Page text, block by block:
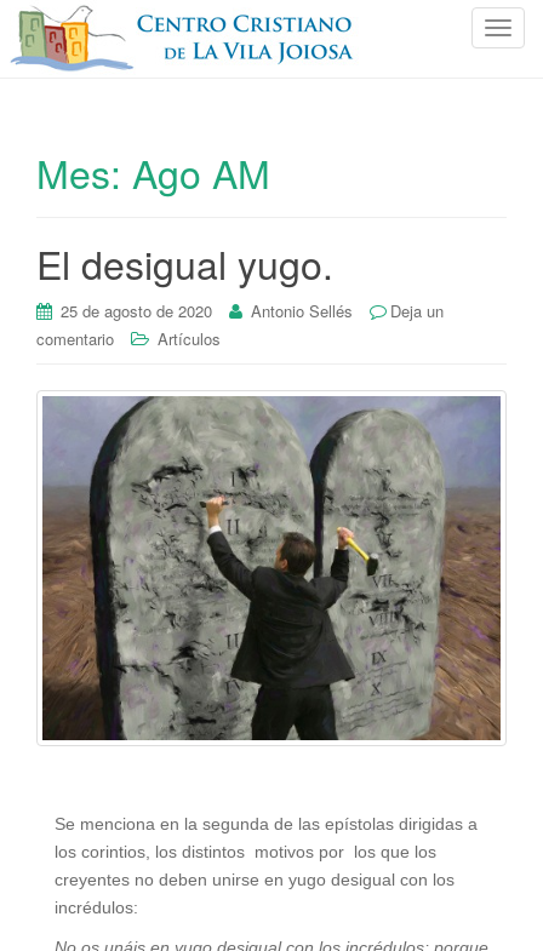
C
c
Mes: Ago AM
El desigual yugo.
25 de agosto de 2020 Antonio Sellés
Deja un
comentario
Artículos
Se menciona en la segunda de las epístolas dirigidas a
los corintios, los distintos motivos por los que los
creyentes no deben unirse en yugo desigual con los
incrédulos:
No os unáis en yugo desigual con los incrédulos; porque